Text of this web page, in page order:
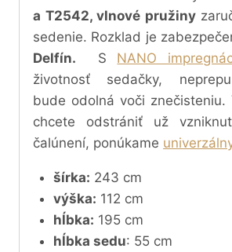
a T2542, vlnové pružiny
sedenie. Rozklad je
Delfín.
S NANO
životnosť sedačky,
bude odolná voči znečisteniu.
chcete odstrániť už
čalúnení, ponúkame
šírka: 243 cm
výška: 112 cm
hĺbka: 195 cm
hĺbka sedu: 55 cm